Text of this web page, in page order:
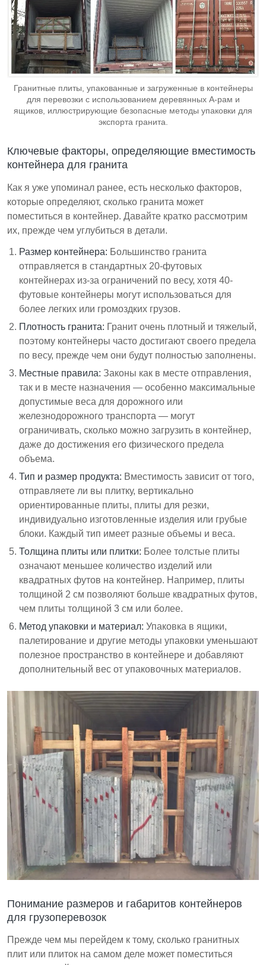
Гранитные плиты, упакованные и загруженные в контейнеры
для перевозки с использованием деревянных A-рам и
ящиков, иллюстрирующие безопасные методы упаковки для
экспорта гранита.
Ключевые факторы, определяющие вместимость
контейнера для гранита
Как я уже упоминал ранее, есть несколько факторов,
которые определяют, сколько гранита может
поместиться в контейнер. Давайте кратко рассмотрим
их, прежде чем углубиться в детали.
Размер контейнера: Большинство гранита
отправляется в стандартных 20-футовых
контейнерах из-за ограничений по весу, хотя 40-
футовые контейнеры могут использоваться для
более легких или громоздких грузов.
Плотность гранита: Гранит очень плотный и тяжелый,
поэтому контейнеры часто достигают своего предела
по весу, прежде чем они будут полностью заполнены.
Местные правила: Законы как в месте отправления,
так и в месте назначения — особенно максимальные
допустимые веса для дорожного или
железнодорожного транспорта — могут
ограничивать, сколько можно загрузить в контейнер,
даже до достижения его физического предела
объема.
Тип и размер продукта: Вместимость зависит от того,
отправляете ли вы плитку, вертикально
ориентированные плиты, плиты для резки,
индивидуально изготовленные изделия или грубые
блоки. Каждый тип имеет разные объемы и веса.
Толщина плиты или плитки: Более толстые плиты
означают меньшее количество изделий или
квадратных футов на контейнер. Например, плиты
толщиной 2 см позволяют больше квадратных футов,
чем плиты толщиной 3 см или более.
Метод упаковки и материал: Упаковка в ящики,
палетирование и другие методы упаковки уменьшают
полезное пространство в контейнере и добавляют
дополнительный вес от упаковочных материалов.
Понимание размеров и габаритов контейнеров
для грузоперевозок
Прежде чем мы перейдем к тому, сколько гранитных
плит или плиток на самом деле может поместиться